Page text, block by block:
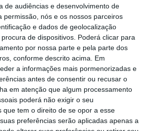
de audiências e desenvolvimento de
permissão, nós e os nossos parceiros
e dados de geolocalização
de dispositivos. Poderá clicar para
por nossa parte e pela parte dos
conforme descrito acima. Em
a informações mais pormenorizadas e
antes de consentir ou recusar o
em atenção que algum processamento
poderá não exigir o seu
que tem o direito de se opor a esse
preferências serão aplicadas apenas a
a medida, a Antram
seu impacto “será muito
que representa duas mil
devia combater o
nos combustíveis
carga fiscal”.